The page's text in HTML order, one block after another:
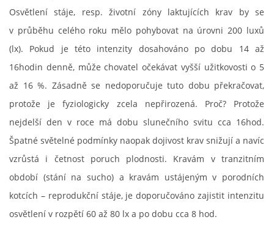
ZPRACOVÁNÍ MLÉKA
PASTVA ZVÍŘAT - VÝPOČET ZATÍŽENÍ PASTVINY
POVINNOSTI CHOVATELE, REGISTRACE CHOVŮ, EVIDENCE
CHOVATELSKÉ POTŘEBY, KONTAKTY A ZAJÍMAVÉ
STRÁNKY
LÉKÁRNIČKA NAŠICH BABIČEK A DĚDŮ
Osvětlení stáje, resp. životní zóny laktujících krav by se
v průběhu celého roku mělo pohybovat na úrovni 200 luxů
(lx). Pokud je této intenzity dosahováno po dobu 14 až
16hodin denně, může chovatel očekávat vyšší užitkovosti o 5
až 16 %. Zásadně se nedoporučuje tuto dobu překračovat,
protože je fyziologicky zcela nepřirozená. Proč? Protože
nejdelší den v roce má dobu slunečního svitu cca 16hod.
Špatné světelné podmínky naopak dojivost krav snižují a navíc
vzrůstá i četnost poruch plodnosti. Kravám v tranzitním
období (stání na sucho) a kravám ustájeným v porodních
kotcích – reprodukční stáje, je doporučováno zajistit intenzitu
osvětlení v rozpětí 60 až 80 lx a po dobu cca 8 hod.